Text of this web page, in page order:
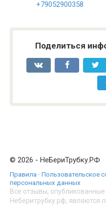
+79052900358
Поделиться
© 2026 - НеБериТрубку.РФ
Правила · Пользовательское
персональных данных
Все отзывы, опубликованные
Неберитрубку.рф, являются